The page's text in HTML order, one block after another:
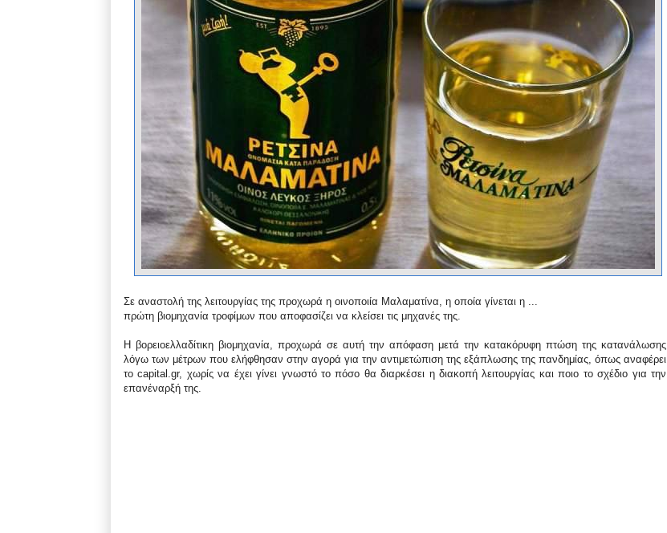
Σε αναστολή της λειτουργίας της προχωρά η οινοποιία Μαλαματίνα, η οποία γίνεται η ...
πρώτη βιομηχανία τροφίμων που αποφασίζει να κλείσει τις μηχανές της.
Η βορειοελλαδίτικη βιομηχανία, προχωρά σε αυτή την απόφαση μετά την κατακόρυφη πτώση της κατανάλωσης
λόγω των μέτρων που ελήφθησαν στην αγορά για την αντιμετώπιση της εξάπλωσης της πανδημίας, όπως αναφέρει
το capital.gr, χωρίς να έχει γίνει γνωστό το πόσο θα διαρκέσει η διακοπή λειτουργίας και ποιο το σχέδιο για την
επανέναρξή της.